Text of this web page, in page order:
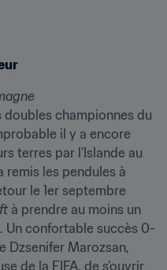
doubles championnes du
il y a encore
terres par l’Islande au
remis les pendules à
le 1er septembre
à prendre au moins un
Un confortable succès 0-
Dzsenifer Marozsan,
de la FIFA, de s’ouvrir